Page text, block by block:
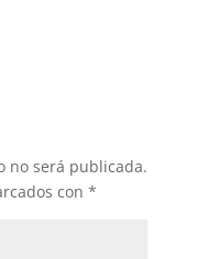
no será publicada.
con *